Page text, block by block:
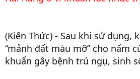
(Kiến Thức) - Sau khi sử dụng,
“mảnh đất màu mỡ” cho nấm
khuẩn gây bệnh trú ngụ, sinh